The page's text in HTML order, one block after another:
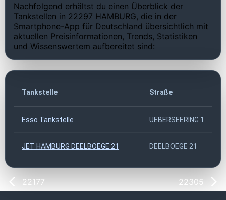
Nachfolgend erhältst du einen Überblick der
Tankstellen in 22297 HAMBURG, die in der
Smartphone-App für Deutschland übersichtlich mit
aktuellen Preisinformationen, Trends, Statistiken
und Wissenswertem aufbereitet sind:
Tankstelle Straße
Esso Tankstelle UEBERSEERING 1
JET HAMBURG DEELBOEGE 21 DEELBOEGE 21
22177 22305